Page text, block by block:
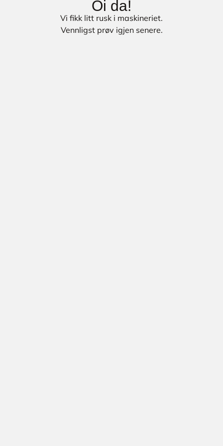
Oi da!
Vi fikk litt rusk i maskineriet.
Vennligst prøv igjen senere.